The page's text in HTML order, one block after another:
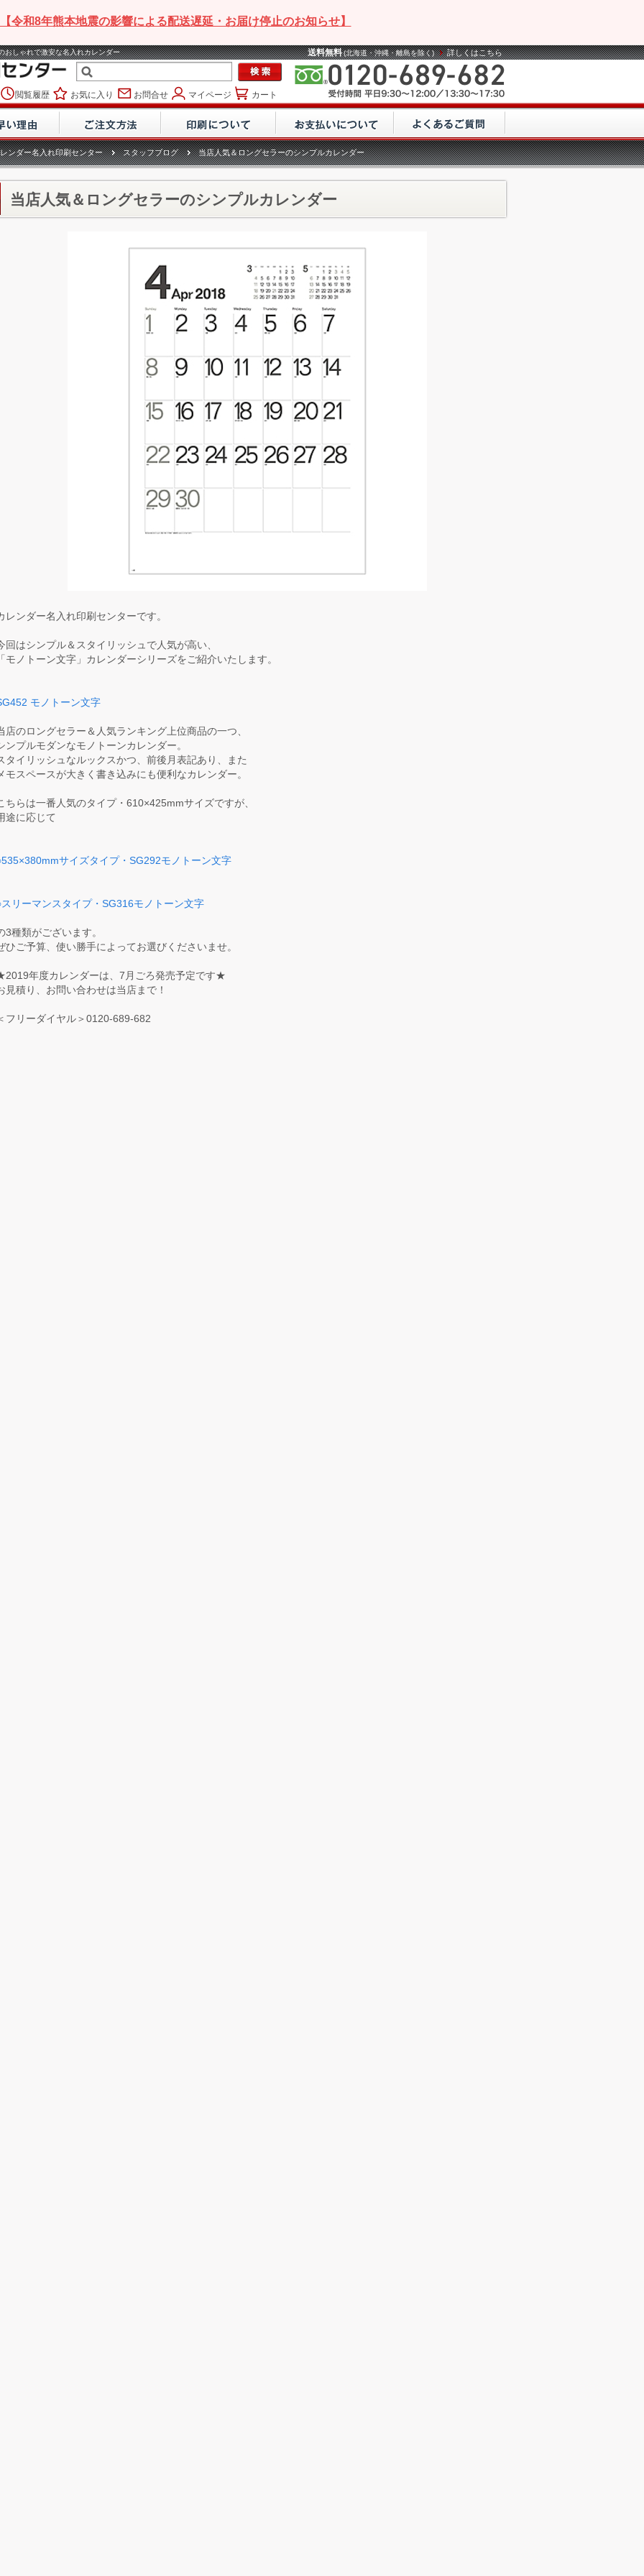
【令和8年熊本地震の影響による配送遅延・お届け停止のお知らせ】
おしゃれで激安な名入れカレンダー 送料無料 (北海道・沖縄・離島を除く) 詳しくはこちら
閲覧履歴 お気に入り お問合せ マイページ カート
ンダー名入れ印刷センター スタッフブログ 当店人気＆ロングセラーのシンプルカレンダー
当店人気＆ロングセラーのシンプルカレンダー
レンダー名入れ印刷センターです。
回はシンプル＆スタイリッシュで人気が高い、
モノトーン文字」カレンダーシリーズをご紹介いたします。
モノトーン文字
店のロングセラー＆人気ランキング上位商品の一つ、
ンプルモダンなモノトーンカレンダー。
タイリッシュなルックスかつ、前後月表記あり、また
モスペースが大きく書き込みにも便利なカレンダー。
ちらは一番人気のタイプ・610×425mmサイズですが、
途に応じて
サイズタイプ・SG292モノトーン文字
リーマンスタイプ・SG316モノトーン文字
3種類がございます。
ひご予算、使い勝手によってお選びくださいませ。
年度カレンダーは、7月ごろ発売予定です★
見積り、お問い合わせは当店まで！
フリーダイヤル＞0120-689-682